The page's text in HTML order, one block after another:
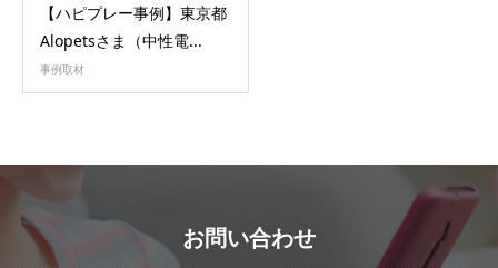
【ハピプレー事例】東京都
Alopetsさま（中性電...
事例取材
お問い合わせ